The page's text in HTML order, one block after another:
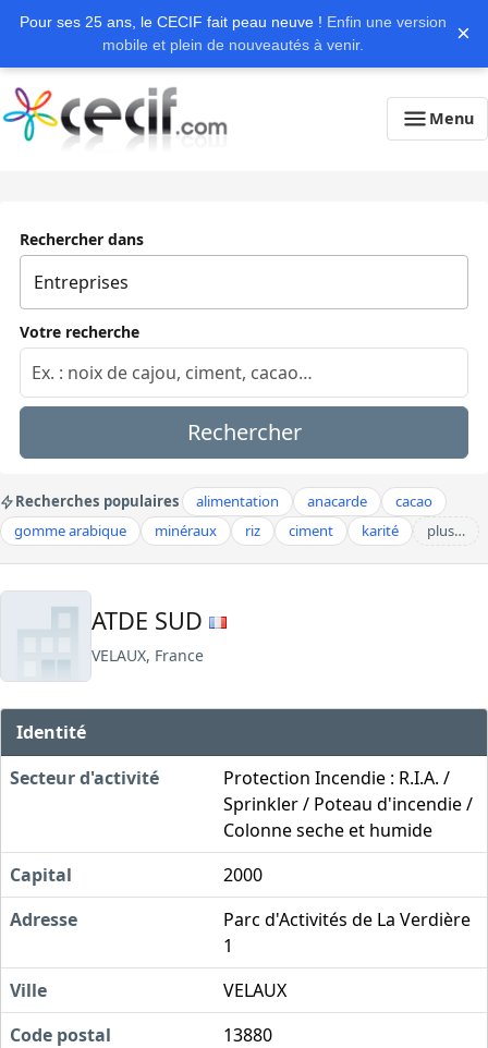
Pour ses 25 ans, le CECIF fait peau neuve ! Enfin une version
mobile et plein de nouveautés à venir.
×
Menu
Rechercher dans
Votre recherche
Rechercher
Recherches populaires alimentation anacarde
cacao
gomme arabique
minéraux riz ciment karité plus…
ATDE SUD
VELAUX, France
Identité
Secteur d'activité
Protection Incendie : R.I.A. /
Sprinkler / Poteau d'incendie /
Colonne seche et humide
Capital
2000
Adresse
Parc d'Activités de La Verdière
1
Ville
VELAUX
Code postal
13880